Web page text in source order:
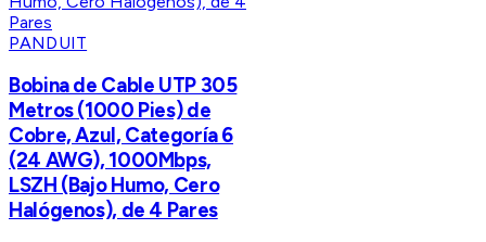
PANDUIT
Bobina de Cable UTP 305
Metros (1000 Pies) de
Cobre, Azul, Categoría 6
(24 AWG), 1000Mbps,
LSZH (Bajo Humo, Cero
Halógenos), de 4 Pares